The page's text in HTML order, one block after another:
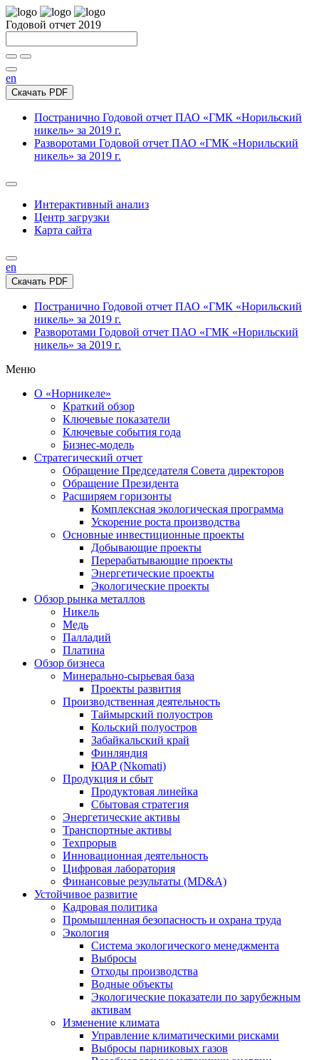
Годовой отчет 2019
en
Скачать PDF
Постранично Годовой отчет ПАО «ГМК «Норильский
никель» за 2019 г.
Разворотами Годовой отчет ПАО «ГМК «Норильский
никель» за 2019 г.
Интерактивный анализ
Центр загрузки
Карта сайта
en
Скачать PDF
Постранично Годовой отчет ПАО «ГМК «Норильский
никель» за 2019 г.
Разворотами Годовой отчет ПАО «ГМК «Норильский
никель» за 2019 г.
Меню
О «Норникеле»
Краткий обзор
Ключевые показатели
Ключевые события года
Бизнес-модель
Стратегический отчет
Обращение Председателя Совета директоров
Обращение Президента
Расширяем горизонты
Комплексная экологическая программа
Ускорение роста производства
Основные инвестиционные проекты
Добывающие проекты
Перерабатывающие проекты
Энергетические проекты
Экологические проекты
Обзор рынка металлов
Никель
Медь
Палладий
Платина
Обзор бизнеса
Минерально-сырьевая база
Проекты развития
Производственная деятельность
Таймырский полуостров
Кольский полуостров
Забайкальский край
Финляндия
ЮАР (Nkomati)
Продукция и сбыт
Продуктовая линейка
Сбытовая стратегия
Энергетические активы
Транспортные активы
Техпрорыв
Инновационная деятельность
Цифровая лаборатория
Финансовые результаты (MD&A)
Устойчивое развитие
Кадровая политика
Промышленная безопасность и охрана труда
Экология
Система экологического менеджмента
Выбросы
Отходы производства
Водные объекты
Экологические показатели по зарубежным
активам
Изменение климата
Управление климатическими рисками
Выбросы парниковых газов